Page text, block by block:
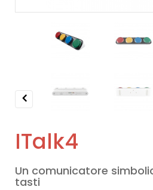
ITalk4
Un comunicatore
tasti